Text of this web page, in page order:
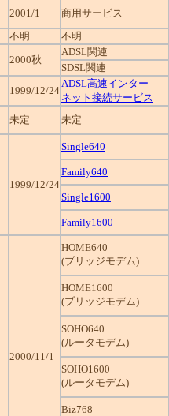
2001/1
商用サービス
不明
不明
2000秋
ADSL関連
SDSL関連
1999/12/24
ADSL高速インター
ネット接続サービス
未定 未定
1999/12/24
Single640
Family640
Single1600
Family1600
2000/11/1
HOME640
(ブリッジモデム)
HOME1600
(ブリッジモデム)
SOHO640
(ルータモデム)
SOHO1600
(ルータモデム)
Biz768